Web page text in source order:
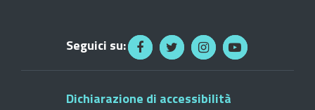
Seguici su:
Dichiarazione di accessibilità